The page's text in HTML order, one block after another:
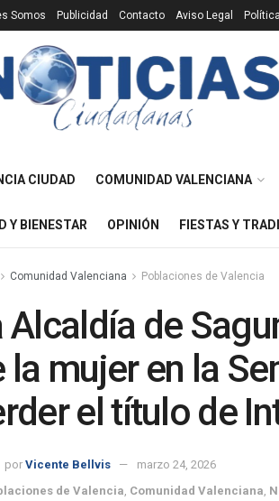
Somos Publicidad Contacto Aviso Legal
CIUDAD COMUNIDAD VALENCIANA
Y BIENESTAR OPINIÓN FIESTAS Y
Comunidad Valenciana Poblaciones de Valencia
Alcaldía de
la mujer en la
el título de
por Vicente Bellvis
marzo 24, 2026
de Valencia Comunidad Valenciana